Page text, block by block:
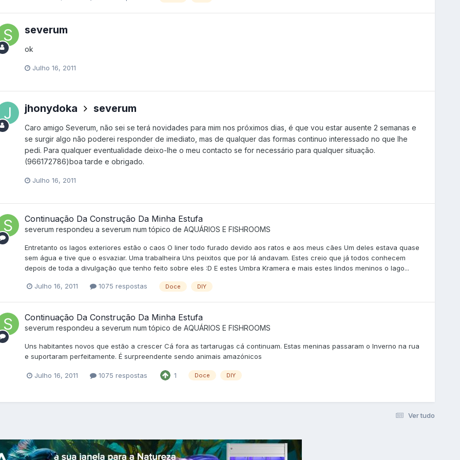
severum
ok
Julho 16, 2011
jhonydoka severum
Caro amigo Severum, não sei se terá novidades para mim nos próximos dias, é que vou estar ausente 2 semanas e
se surgir algo não poderei responder de imediato, mas de qualquer das formas continuo interessado no que lhe
pedi. Para qualquer eventualidade deixo-lhe o meu contacto se for necessário para qualquer situação.
(966172786)boa tarde e obrigado.
Julho 16, 2011
Continuação Da Construção Da Minha Estufa
severum respondeu a severum num tópico de AQUÁRIOS E FISHROOMS
Entretanto os lagos exteriores estão o caos O liner todo furado devido aos ratos e aos meus cães Um deles estava quase
sem água e tive que o esvaziar. Uma trabalheira Uns peixitos que por lá andavam. Estes creio que já todos conhecem
depois de toda a divulgação que tenho feito sobre eles :D E estes Umbra Kramera e mais estes lindos meninos o lago...
Julho 16, 2011 1075 respostas Doce DIY
Continuação Da Construção Da Minha Estufa
severum respondeu a severum num tópico de AQUÁRIOS E FISHROOMS
Uns habitantes novos que estão a crescer Cá fora as tartarugas cá continuam. Estas meninas passaram o Inverno na rua
e suportaram perfeitamente. É surpreendente sendo animais amazónicos
Julho 16, 2011 1075 respostas 1 Doce DIY
Ver tudo